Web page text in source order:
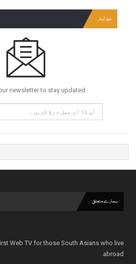
نیوز لیٹر
newsletter to stay updated.
ہمارے متعلق
Web TV for those South Asians who live
abroad.